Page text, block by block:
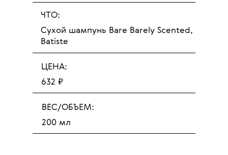
ЧТО:
Сухой шампунь Bare Barely Scented,
Batiste
ЦЕНА:
632 ₽
ВЕС/ОБЪЕМ:
200 мл